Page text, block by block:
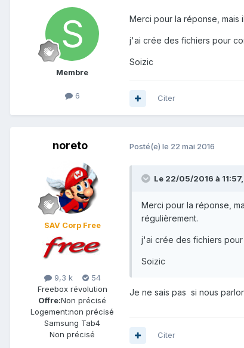
Membre
6
Merci pour la réponse, mais
j'ai crée des fichiers pour
Soizic
Citer
noreto
SAV Corp Free
9,3 k
54
Freebox révolution
Offre:Non précisé
Logement:non précisé
Samsung Tab4
Non précisé
Posté(e) le 22 mai 2016
Le 22/05/2016 à 11:57,
Merci pour la réponse,
régulièrement.
j'ai crée des fichiers pour
Soizic
Je ne sais pas si nous
Citer